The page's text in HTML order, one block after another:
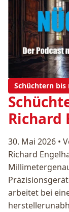
Schüchtern
Richard
30. Mai 2026 •
Richard
arbeitet bei